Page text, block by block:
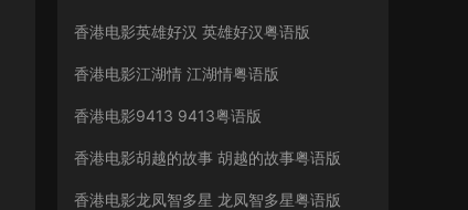
香港电影英雄好汉 英雄好汉粤语版
香港电影江湖情 江湖情粤语版
香港电影9413 9413粤语版
香港电影胡越的故事 胡越的故事粤语版
香港电影龙凤智多星 龙凤智多星粤语版